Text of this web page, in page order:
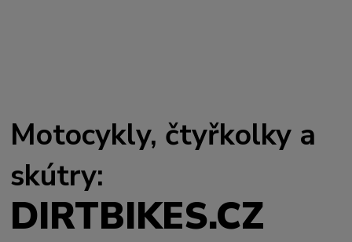
Motocykly, čtyřkolky a
skútry:
DIRTBIKES.CZ